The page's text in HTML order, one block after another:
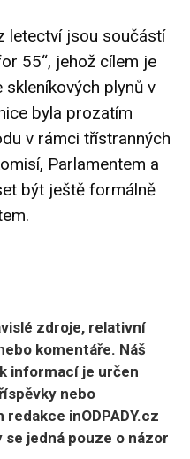
letectví jsou součástí
55“, jehož cílem je
plynů v
byla prozatím
v rámci třístranných
Parlamentem a
být ještě formálně
zdroje, relativní
komentáře. Náš
informací je určen
nebo
inODPADY.cz
jedná pouze o názor